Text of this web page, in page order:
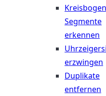
Segmente
erkennen
erzwingen
Duplikate
entfernen